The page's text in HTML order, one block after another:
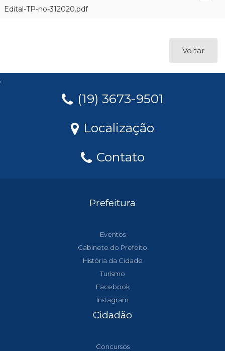
Edital-TP-no-312020.pdf
Voltar
(19) 3673-9501
Localização
Contato
Prefeitura
Eventos
Gabinete do Prefeito
História da Cidade
Turismo
Facebook
Instagram
Cidadão
Concursos